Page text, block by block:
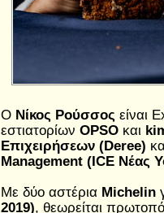
Ο Νίκος Ρούσσος είναι
εστιατορίων OPSO και
Επιχειρήσεων (Deree)
Management (ICE Νέας
Με δύο αστέρια Michelin
2019), θεωρείται